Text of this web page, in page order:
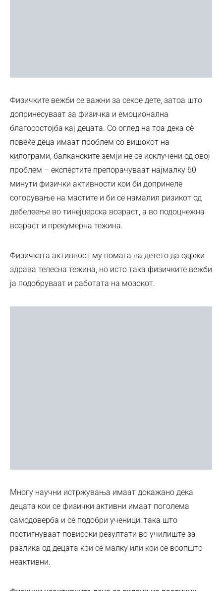
Физичките вежби се важни за секое дете, затоа што
допринесуваат за физичка и емоционална
благосостојба кај децата. Со оглед на тоа дека сѐ
повеќе деца имаат проблем со вишокот на
килограми, балканските земји не се исклучени од овој
проблем – експертите препорачуваат најмалку 60
минути физички активности кои би допринеле
согорување на мастите и би се намалил ризикот од
дебелеење во тинејџерска возраст, а во подоцнежна
возраст и прекумерна тежина.
Физичката активност му помага на детето да одржи
здрава телесна тежина, но исто така физичките вежби
ја подобруваат и работата на мозокот.
Многу научни истржувања имаат докажано дека
децата кои се физички активни имаат поголема
самодоверба и се подобри ученици, така што
постигнуваат повисоки резултати во училиште за
разлика од децата кои се малку или кои се воопшто
неактивни.